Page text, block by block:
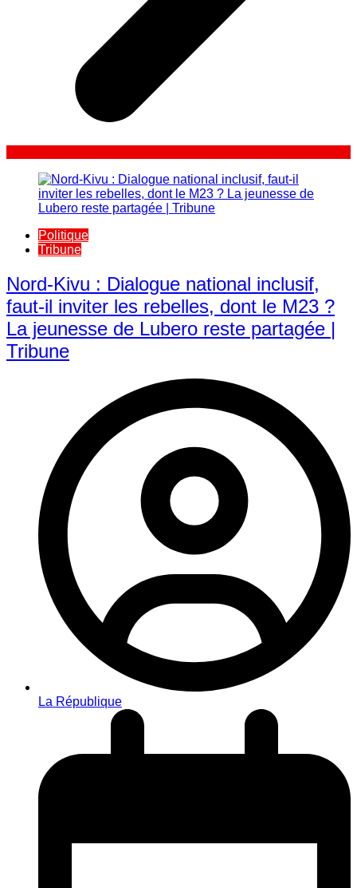
Politique
Tribune
Nord-Kivu : Dialogue national inclusif,
faut-il inviter les rebelles, dont le M23 ?
La jeunesse de Lubero reste partagée |
Tribune
La République